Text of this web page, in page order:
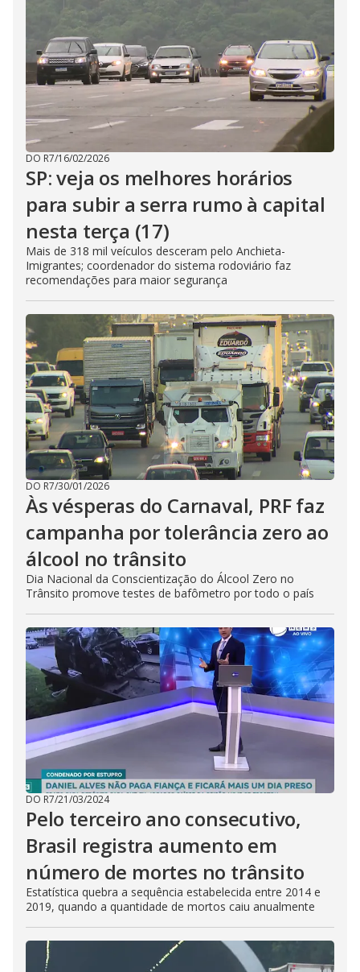
DO R7/16/02/2026
SP: veja os melhores horários
para subir a serra rumo à capital
nesta terça (17)
Mais de 318 mil veículos desceram pelo Anchieta-
Imigrantes; coordenador do sistema rodoviário faz
recomendações para maior segurança
DO R7/30/01/2026
Às vésperas do Carnaval, PRF faz
campanha por tolerância zero ao
álcool no trânsito
Dia Nacional da Conscientização do Álcool Zero no
Trânsito promove testes de bafômetro por todo o país
DO R7/21/03/2024
Pelo terceiro ano consecutivo,
Brasil registra aumento em
número de mortes no trânsito
Estatística quebra a sequência estabelecida entre 2014 e
2019, quando a quantidade de mortos caiu anualmente